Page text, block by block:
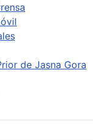
de Jasna Gora